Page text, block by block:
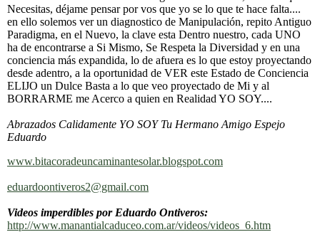
Necesitas, déjame pensar por vos que yo se lo que te hace falta....
en ello solemos ver un diagnostico de Manipulación, repito Antiguo
Paradigma, en el Nuevo, la clave esta Dentro nuestro, cada UNO
ha de encontrarse a Si Mismo, Se Respeta la Diversidad y en una
conciencia más expandida, lo de afuera es lo que estoy proyectando
desde adentro, a la oportunidad de VER este Estado de Conciencia
ELIJO un Dulce Basta a lo que veo proyectado de Mi y al
BORRARME me Acerco a quien en Realidad YO SOY....
Abrazados Calidamente YO SOY Tu Hermano Amigo Espejo
Eduardo
www.bitacoradeuncaminantesolar.blogspot.com
eduardoontiveros2@gmail.com
Videos imperdibles por Eduardo Ontiveros:
http://www.manantialcaduceo.com.ar/videos/videos_6.htm